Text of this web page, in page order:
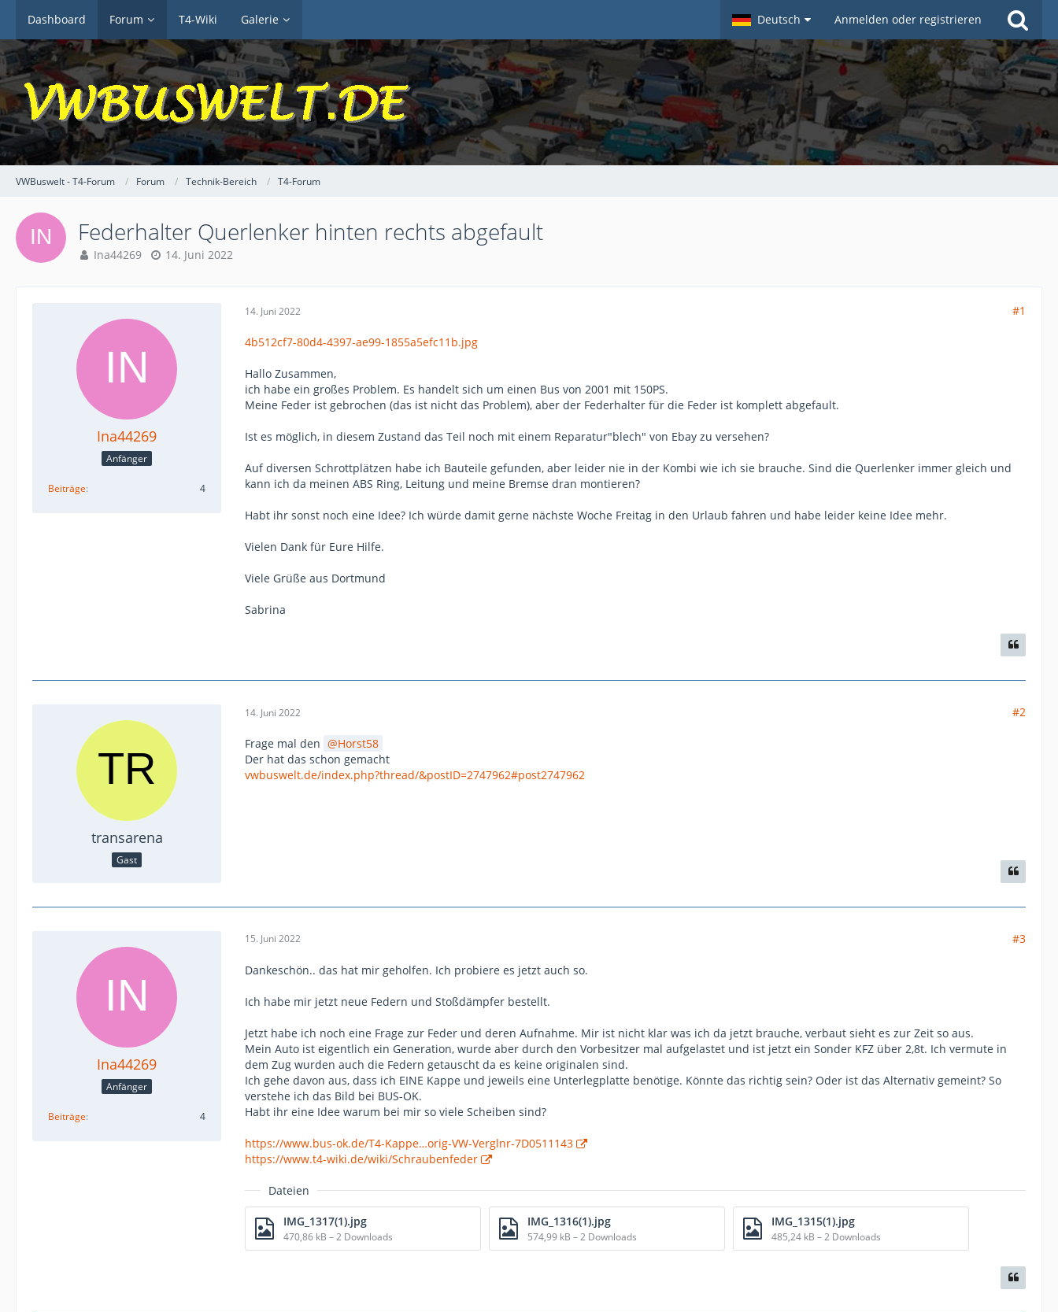
Dashboard Forum T4-Wiki Galerie Deutsch Anmelden oder registrieren
VWBuswelt - T4-Forum Forum Technik-Bereich T4-Forum
Federhalter Querlenker hinten rechts abgefault
Ina44269 14. Juni 2022
Ina44269
Anfänger
Beiträge 4
14. Juni 2022 #1
4b512cf7-80d4-4397-ae99-1855a5efc11b.jpg
Hallo Zusammen,
ich habe ein großes Problem. Es handelt sich um einen Bus von 2001 mit 150PS.
Meine Feder ist gebrochen (das ist nicht das Problem), aber der Federhalter für die Feder ist komplett abgefault.
Ist es möglich, in diesem Zustand das Teil noch mit einem Reparatur"blech" von Ebay zu versehen?
Auf diversen Schrottplätzen habe ich Bauteile gefunden, aber leider nie in der Kombi wie ich sie brauche. Sind die Querlenker immer gleich und
kann ich da meinen ABS Ring, Leitung und meine Bremse dran montieren?
Habt ihr sonst noch eine Idee? Ich würde damit gerne nächste Woche Freitag in den Urlaub fahren und habe leider keine Idee mehr.
Vielen Dank für Eure Hilfe.
Viele Grüße aus Dortmund
Sabrina
transarena
Gast
14. Juni 2022 #2
Frage mal den
Horst58
Der hat das schon gemacht
vwbuswelt.de/index.php?thread/&postID=2747962#post2747962
Ina44269
Anfänger
Beiträge 4
15. Juni 2022 #3
Dankeschön.. das hat mir geholfen. Ich probiere es jetzt auch so.
Ich habe mir jetzt neue Federn und Stoßdämpfer bestellt.
Jetzt habe ich noch eine Frage zur Feder und deren Aufnahme. Mir ist nicht klar was ich da jetzt brauche, verbaut sieht es zur Zeit so aus.
Mein Auto ist eigentlich ein Generation, wurde aber durch den Vorbesitzer mal aufgelastet und ist jetzt ein Sonder KFZ über 2,8t. Ich vermute in
dem Zug wurden auch die Federn getauscht da es keine originalen sind.
Ich gehe davon aus, dass ich EINE Kappe und jeweils eine Unterlegplatte benötige. Könnte das richtig sein? Oder ist das Alternativ gemeint? So
verstehe ich das Bild bei BUS-OK.
Habt ihr eine Idee warum bei mir so viele Scheiben sind?
https://www.bus-ok.de/T4-Kappe…orig-VW-Verglnr-7D0511143
https://www.t4-wiki.de/wiki/Schraubenfeder
Dateien
IMG_1317(1).jpg
470,86 kB – 2 Downloads
IMG_1316(1).jpg
574,99 kB – 2 Downloads
IMG_1315(1).jpg
485,24 kB – 2 Downloads